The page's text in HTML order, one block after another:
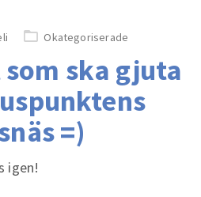
Okategoriserade
som ska gjuta
=)
igen!